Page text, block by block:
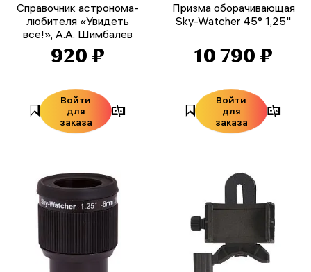
Справочник астронома-
любителя «Увидеть
все!», А.А. Шимбалев
920 ₽
Войти
для
заказа
Призма оборачивающая
Sky-Watcher 45° 1,25"
10 790 ₽
Войти
для
заказа